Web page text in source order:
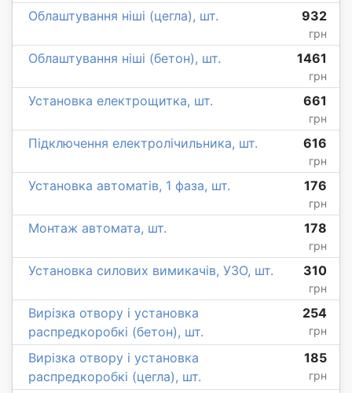
Облаштування ніші (цегла), шт. 932
грн
Облаштування ніші (бетон), шт. 1461
грн
Установка електрощитка, шт. 661
грн
Підключення електролічильника, шт. 616
грн
Установка автоматів, 1 фаза, шт. 176
грн
Монтаж автомата, шт. 178
грн
Установка силових вимикачів, УЗО, шт. 310
грн
Вирізка отвору і установка
распредкоробкі (бетон), шт.
254
грн
Вирізка отвору і установка
распредкоробкі (цегла), шт.
185
грн